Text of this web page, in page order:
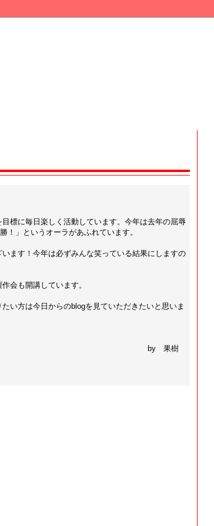
標に毎日楽しく活動しています。今年は去年の屈辱
！」というオーラがあふれています。
ます！今年は必ずみんな笑っている結果にしますの
会も開講しています。
い方は今日からのblogを見ていただきたいと思いま
樹